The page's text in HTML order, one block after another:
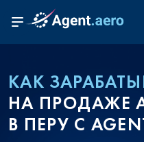
КАК
НА ПРОДАЖЕ
В ПЕРУ С